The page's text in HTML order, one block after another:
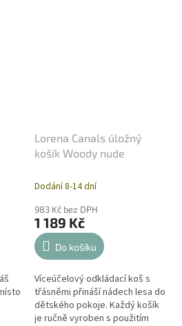
Lorena Canals úložný
košík Woody nude
Dodání 8-14 dní
983 Kč bez DPH
1 189 Kč
Do košíku
Víceúčelový odkládací koš s
třásněmi přináší nádech lesa do
dětského pokoje. Každý košík
je ručně vyroben s použitím